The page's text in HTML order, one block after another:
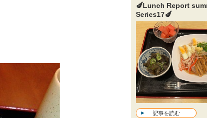
🍆Lunch Report
Series17🍆
記事を読む